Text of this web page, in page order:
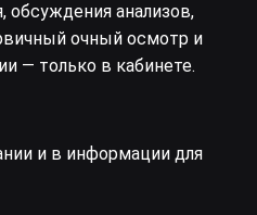
обсуждения анализов,
очный осмотр и
— только в кабинете.
и в информации для